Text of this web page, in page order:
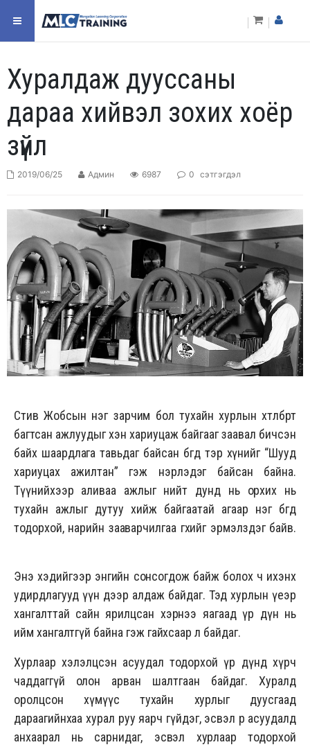
Хуралдаж дууссаны
дараа хийвэл зохих хоёр
зүйл
2019/06/25 Админ 6987 0 сэтгэгдэл
Стив Жобсын нэг зарчим бол тухайн хурлын хөтөлбөрт
багтсан ажлуудыг хэн хариуцаж байгааг заавал бичсэн
байх шаардлага тавьдаг байсан бөгөөд тэр хүнийг “Шууд
хариуцах ажилтан” гэж нэрлэдэг байсан байна.
Түүнийхээр аливаа ажлыг нийт дунд нь орхих нь
тухайн ажлыг дутуу хийж байгаатай агаар нэг бөгөөд
тодорхой, нарийн зааварчилгаа өгөхийг эрмэлздэг байв.
Энэ хэдийгээр энгийн сонсогдож байж болох ч ихэнх
удирдлагууд үүн дээр алдаж байдаг. Тэд хурлын үеэр
хангалттай сайн ярилцсан хэрнээ яагаад үр дүн нь
ийм хангалтгүй байна гэж гайхсаар л байдаг.
Хурлаар хэлэлцсэн асуудал тодорхой үр дүнд хүрч
чаддаггүй олон арван шалтгаан байдаг. Хуралд
оролцсон хүмүүс тухайн хурлыг дуусгаад
дараагийнхаа хурал руу яарч гүйдэг, эсвэл өөр асуудалд
анхаарал нь сарнидаг, эсвэл хурлаар тодорхой